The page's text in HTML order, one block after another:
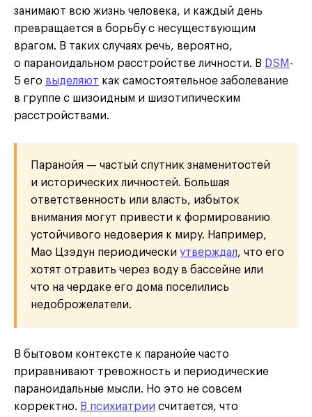
занимают всю жизнь человека, и каждый день
превращается в борьбу с несуществующим
врагом. В таких случаях речь, вероятно,
о параноидальном расстройстве личности. В DSM -
5 его выделяют как самостоятельное заболевание
в группе с шизоидным и шизотипическим
расстройствами.
Паранойя — частый спутник знаменитостей
и исторических личностей. Большая
ответственность или власть, избыток
внимания могут привести к формированию
устойчивого недоверия к миру. Например,
Мао Цзэдун периодически утверждал, что его
хотят отравить через воду в бассейне или
что на чердаке его дома поселились
недоброжелатели.
В бытовом контексте к паранойе часто
приравнивают тревожность и периодические
параноидальные мысли. Но это не совсем
корректно. В психиатрии считается, что